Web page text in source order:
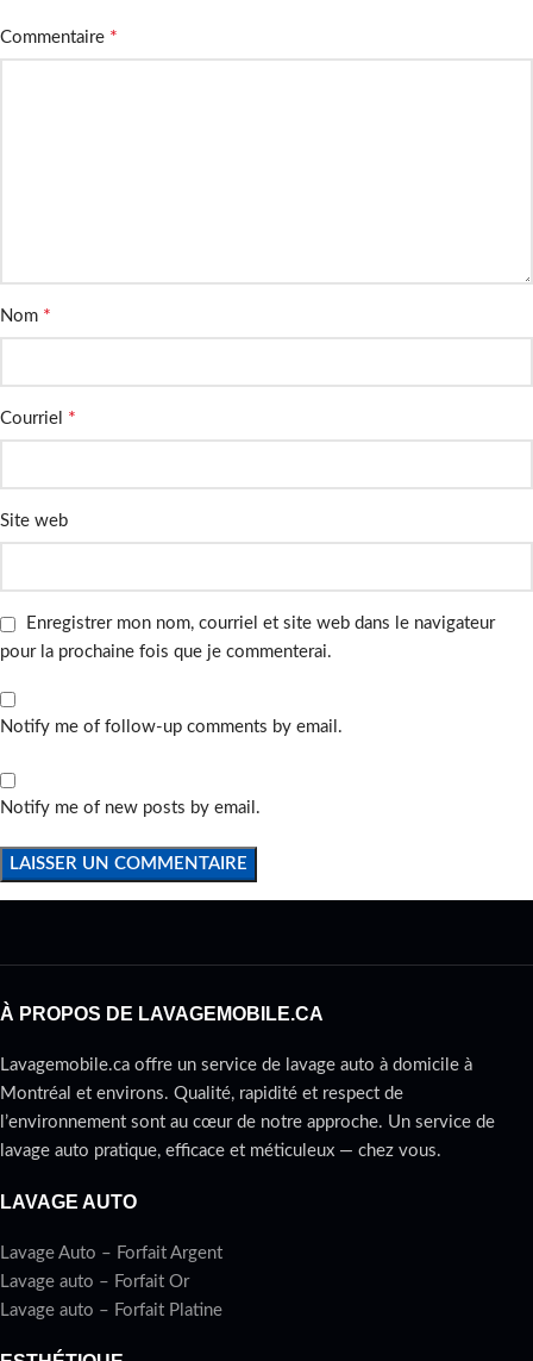
Commentaire *
Nom *
Courriel *
Site web
Enregistrer mon nom, courriel et site web dans le navigateur
pour la prochaine fois que je commenterai.
Notify me of follow-up comments by email.
Notify me of new posts by email.
À PROPOS DE LAVAGEMOBILE.CA
Lavagemobile.ca offre un service de lavage auto à domicile à
Montréal et environs. Qualité, rapidité et respect de
l’environnement sont au cœur de notre approche. Un service de
lavage auto pratique, efficace et méticuleux — chez vous.
LAVAGE AUTO
Lavage Auto – Forfait Argent
Lavage auto – Forfait Or
Lavage auto – Forfait Platine